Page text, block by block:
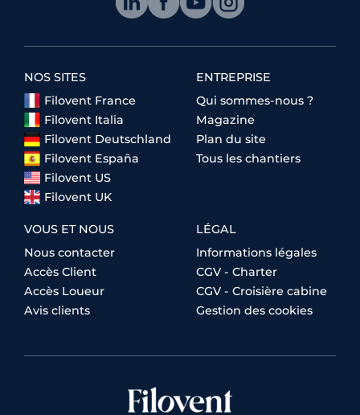
NOS SITES
Filovent France
Filovent Italia
Filovent Deutschland
Filovent España
Filovent US
Filovent UK
ENTREPRISE
Qui sommes-nous ?
Magazine
Plan du site
Tous les chantiers
VOUS ET NOUS
Nous contacter
Accès Client
Accès Loueur
Avis clients
LÉGAL
Informations légales
CGV - Charter
CGV - Croisière cabine
Gestion des cookies